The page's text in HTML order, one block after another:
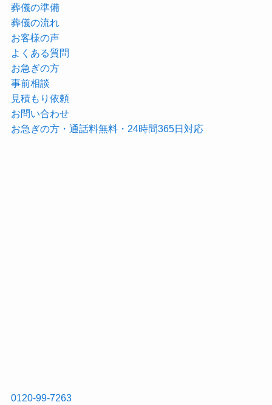
葬儀の準備
葬儀の流れ
お客様の声
よくある質問
お急ぎの方
事前相談
見積もり依頼
お問い合わせ
お急ぎの方・通話料無料・24時間365日対応
0120-99-7263